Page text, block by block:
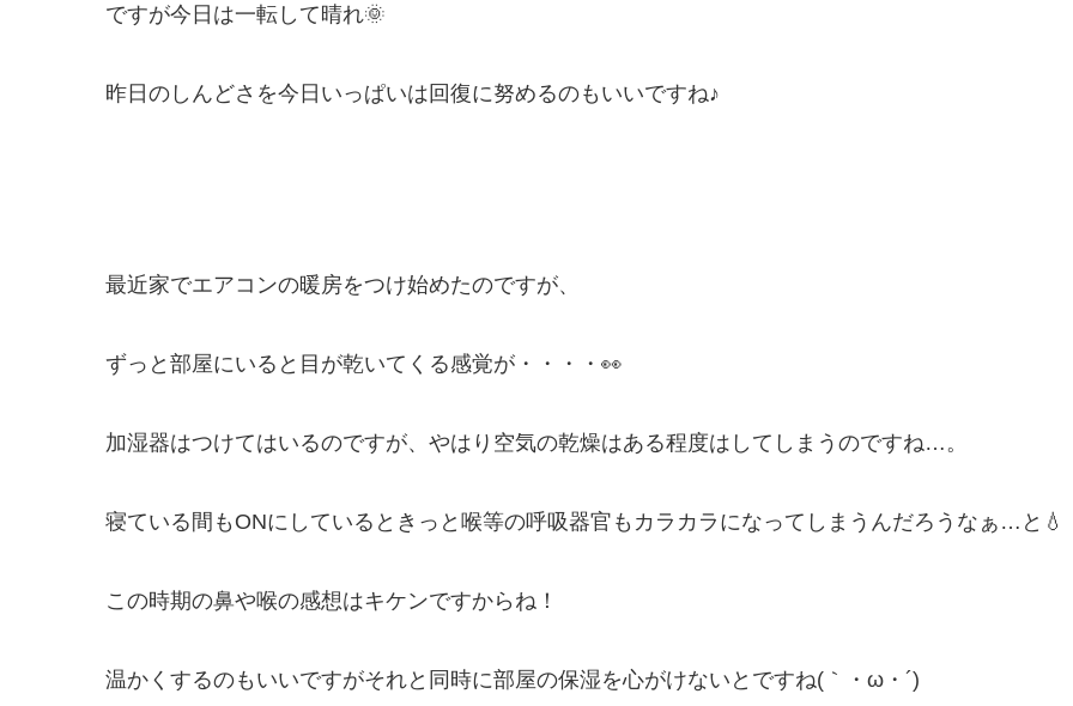
ですが今日は一転して晴れ🌞
昨日のしんどさを今日いっぱいは回復に努めるのもいいですね♪
最近家でエアコンの暖房をつけ始めたのですが、
ずっと部屋にいると目が乾いてくる感覚が・・・・👀
加湿器はつけてはいるのですが、やはり空気の乾燥はある程度はしてしまうのですね…。
寝ている間もONにしているときっと喉等の呼吸器官もカラカラになってしまうんだろうなぁ…と💧
この時期の鼻や喉の感想はキケンですからね！
温かくするのもいいですがそれと同時に部屋の保湿を心がけないとですね(｀・ω・´)